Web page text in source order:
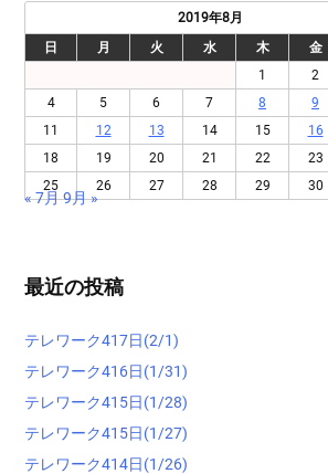
2019年8月
日
月 火 水 木 金
1
2
4
5 6 7 8 9
11
12 13 14 15 16
18
19 20 21 22 23
25
26 27 28 29 30
« 7月9月 »
最近の投稿
テレワーク417日(2/1)
テレワーク416日(1/31)
テレワーク415日(1/28)
テレワーク415日(1/27)
テレワーク414日(1/26)